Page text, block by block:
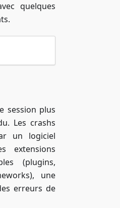
quelques
session plus
Les crashs
un logiciel
extensions
(plugins,
une
erreurs de